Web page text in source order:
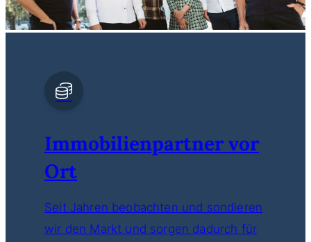
Immobilienpartner vor
Ort
Seit Jahren beobachten und sondieren
wir den Markt und sorgen dadurch für